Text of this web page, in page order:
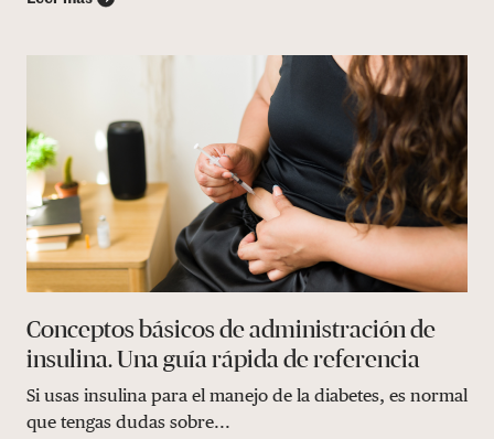
Conceptos básicos de administración de
insulina. Una guía rápida de referencia
Si usas insulina para el manejo de la diabetes, es normal
que tengas dudas sobre...